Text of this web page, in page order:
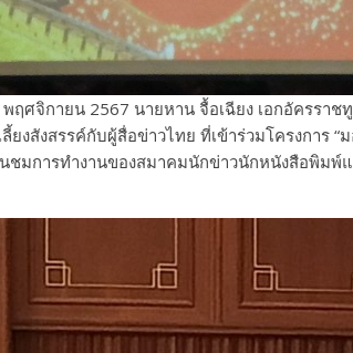
พฤศจิกายน 2567 นายหาน จื้อเฉียง เอกอัครรา
ยงสังสรรค์กับผู้สื่อข่าวไทย ที่เข้าร่วมโครงการ
ชมการทำงานของสมาคมนักข่าวนักหนังสือพิมพ์